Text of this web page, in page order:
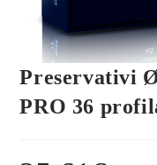
Preservativi
PRO 36